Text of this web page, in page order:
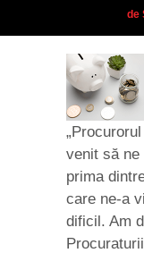
de
venit să
prima
care ne-a
dificil. Am